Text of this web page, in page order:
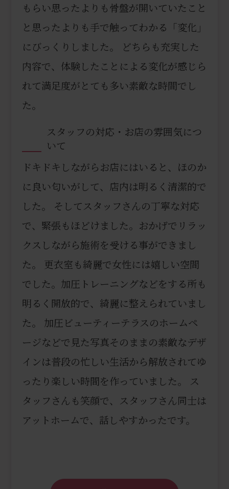
もらい思ったよりも骨盤が開いていたこと
と思ったよりも手で触ってわかる「変化」
にびっくりしました。 どちらも充実した
内容で、体験したことによる変化が感じら
れて満足度がとても多い素敵な時間でし
た。
スタッフの対応・お店の雰囲気につ
いて
ドキドキしながらお店にはいると、ほのか
に良い匂いがして、店内は明るく清潔的で
した。 そしてスタッフさんの丁寧な対応
で、緊張もほどけました。おかげでリラッ
クスしながら施術を受ける事ができまし
た。 更衣室も綺麗で女性には嬉しい空間
でした。加圧トレーニングなどをする所も
明るく開放的で、綺麗に整えられていまし
た。 加圧ビューティーテラスのホームペ
ージなどで見た写真そのままの素敵なデザ
インは普段の忙しい生活から解放されてゆ
ったり楽しい時間を作っていました。 ス
タッフさんも笑顔で、スタッフさん同士は
アットホームで、話しやすかったです。